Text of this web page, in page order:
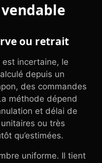
ou retrait
incertaine, le
depuis un
des commandes
méthode dépend
et délai de
ou très
qu’estimées.
uniforme. Il tient